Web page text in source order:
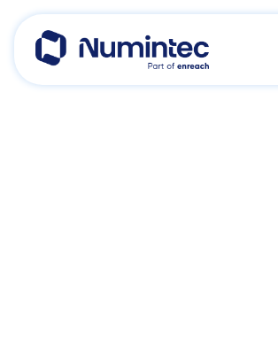
Skip
content